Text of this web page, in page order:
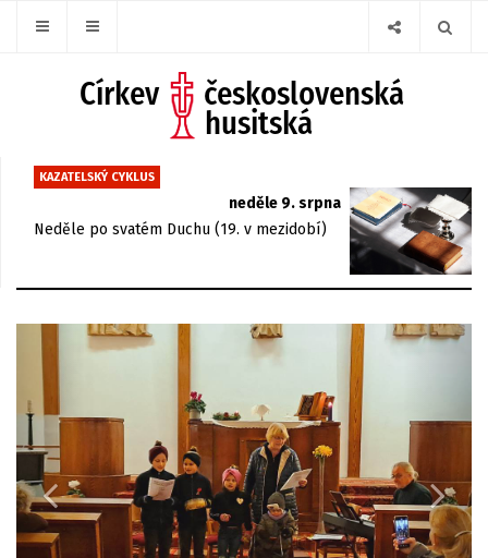
KAZATELSKÝ CYKLUS
neděle 9. srpna
Neděle po svatém Duchu (19. v mezidobí)
Previous Next